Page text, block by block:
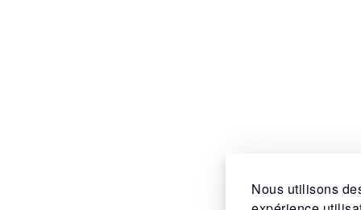
Nous utilisons